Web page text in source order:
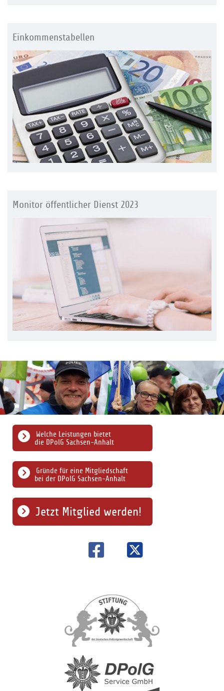
Einkommenstabellen
Monitor öffentlicher Dienst 2023
Gründe für eine Mitgliedschaft
bei der DPolG Sachsen-Anhalt
Welche Leistungen bietet
die DPolG Sachsen-Anhalt
Jetzt Mitglied werden!